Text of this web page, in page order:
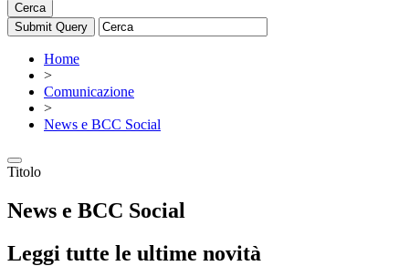
Cerca
Home
>
Comunicazione
>
News e BCC Social
Titolo
News e BCC Social
Leggi tutte le ultime novità